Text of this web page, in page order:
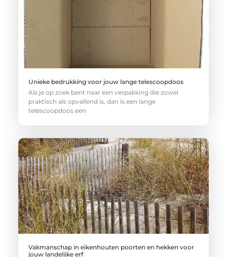
Unieke bedrukking voor jouw lange telescoopdoos
Als je op zoek bent naar een verpakking die zowel
praktisch als opvallend is, dan is een lange
telescoopdoos een
Vakmanschap in eikenhouten poorten en hekken voor
jouw landelijke erf